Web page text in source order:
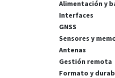
Alimentación y
Interfaces
GNSS
Sensores y
Antenas
Gestión remota
Formato y